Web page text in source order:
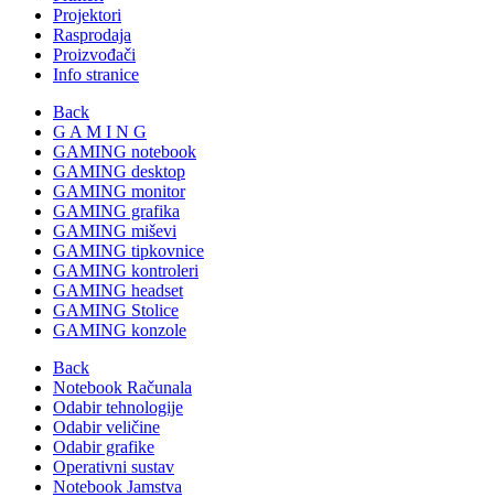
Projektori
Rasprodaja
Proizvođači
Info stranice
Back
G A M I N G
GAMING notebook
GAMING desktop
GAMING monitor
GAMING grafika
GAMING miševi
GAMING tipkovnice
GAMING kontroleri
GAMING headset
GAMING Stolice
GAMING konzole
Back
Notebook Računala
Odabir tehnologije
Odabir veličine
Odabir grafike
Operativni sustav
Notebook Jamstva